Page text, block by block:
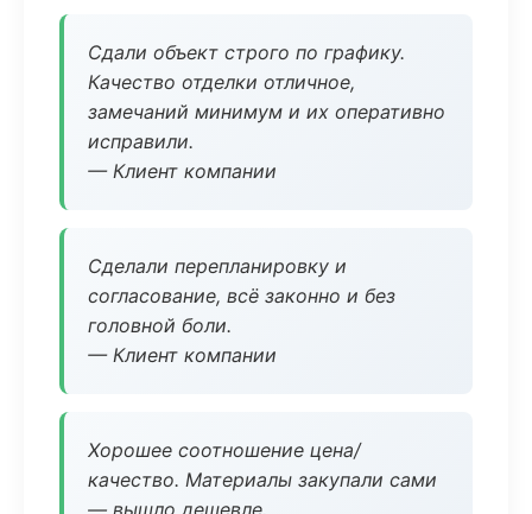
Сдали объект строго по графику.
Качество отделки отличное,
замечаний минимум и их оперативно
исправили.
— Клиент компании
Сделали перепланировку и
согласование, всё законно и без
головной боли.
— Клиент компании
Хорошее соотношение цена/
качество. Материалы закупали сами
— вышло дешевле.